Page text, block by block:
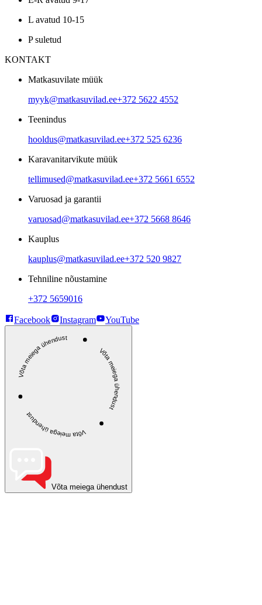
L avatud 10-15
P suletud
KONTAKT
Matkasuvilate müük
myyk@matkasuvilad.ee+372 5622 4552
Teenindus
hooldus@matkasuvilad.ee+372 525 6236
Karavanitarvikute müük
tellimused@matkasuvilad.ee+372 5661 6552
Varuosad ja garantii
varuosad@matkasuvilad.ee+372 5668 8646
Kauplus
kauplus@matkasuvilad.ee+372 520 9827
Tehniline nõustamine
+372 5659016
Facebook Instagram YouTube
Võta meiega ühendust Võta meiega ühendust
Võta meiega ühendust
Võta meiega ühendust